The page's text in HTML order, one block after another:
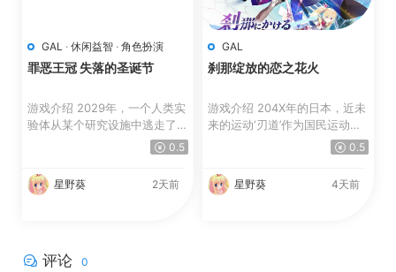
GAL · 休闲益智 · 角色扮演
罪恶王冠 失落的圣诞节
游戏介绍 2029年，一个人类实
验体从某个研究设施中逃走了。
0.5
星野葵 2天前
GAL
刹那绽放的恋之花火
游戏介绍 204X年的日本，近未
来的运动‘刃道’作为国民运动充
0.5
星野葵 4天前
评论 0